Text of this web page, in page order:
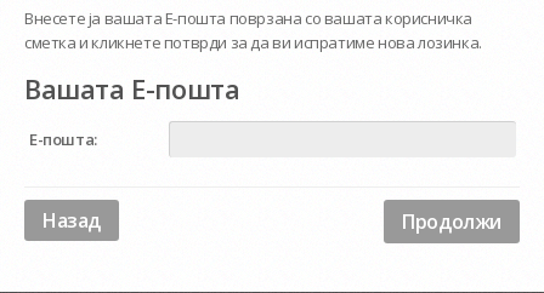
Внесете ја вашата Е-пошта поврзана со вашата корисничка
сметка и кликнете потврди за да ви испратиме нова лозинка.
Вашата Е-пошта
Е-пошта:
Назад